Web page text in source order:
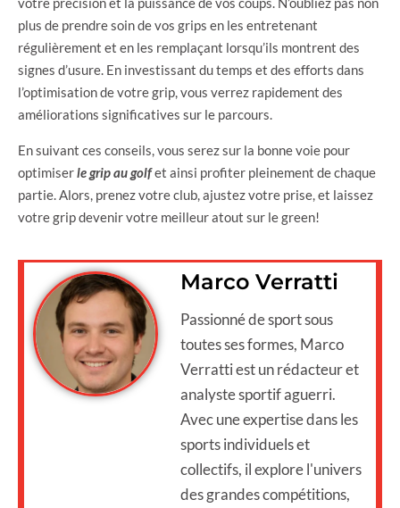
plus de prendre soin de vos grips en les entretenant
régulièrement et en les remplaçant lorsqu’ils montrent des
signes d’usure. En investissant du temps et des efforts dans
l’optimisation de votre grip, vous verrez rapidement des
améliorations significatives sur le parcours.
En suivant ces conseils, vous serez sur la bonne voie pour
optimiserle grip au golfet ainsi profiter pleinement de chaque
partie. Alors, prenez votre club, ajustez votre prise, et laissez
votre grip devenir votre meilleur atout sur le green!
Marco Verratti
Passionné de sport sous
toutes ses formes, Marco
Verratti est un rédacteur et
analyste sportif aguerri.
Avec une expertise dans les
sports individuels et
collectifs, il explore l'univers
des grandes compétitions,